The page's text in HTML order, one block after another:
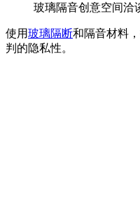
玻璃隔音创意空间洽
使用玻璃隔断和隔音材料
判的隐私性。